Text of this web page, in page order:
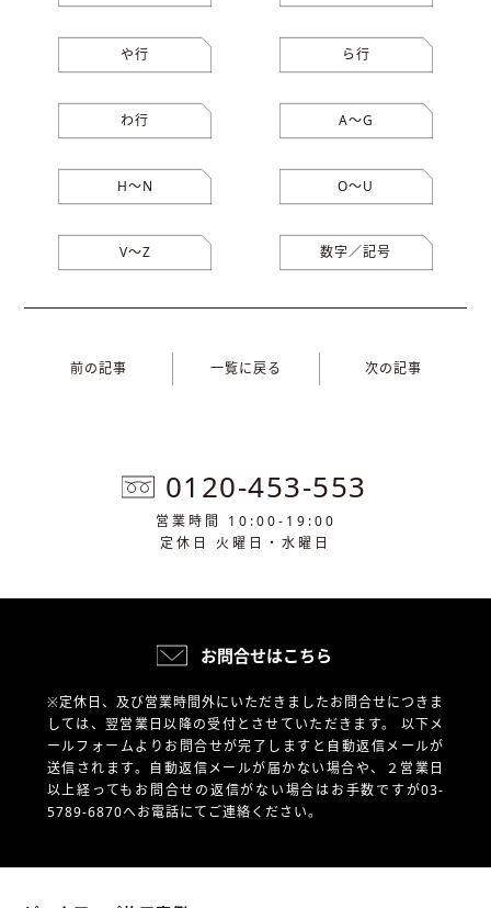
や行 ら行
わ行 A〜G
H〜N O〜U
V〜Z 数字／記号
前の記事 一覧に戻る 次の記事
0120-453-553
営業時間 10:00-19:00
定休日 火曜日・水曜日
お問合せはこちら
※定休日、及び営業時間外にいただきましたお問合せにつきま
しては、翌営業日以降の受付とさせていただきます。 以下メ
ールフォームよりお問合せが完了しますと自動返信メールが
送信されます。自動返信メールが届かない場合や、
２営業日
以上経ってもお問合せの返信がない場合はお手数ですが03-
5789-6870へお電話にてご連絡ください。